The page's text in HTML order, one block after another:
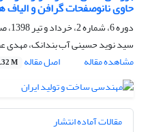
حاوی نانوصفحات گرافن و
دوره 6، شماره 2، خرداد و تیر 1398، صفحه
سید نوید حسینی آب بندانک، مهدی
مشاهده مقاله
اصل مقاله M
مقالات آماده انتشار